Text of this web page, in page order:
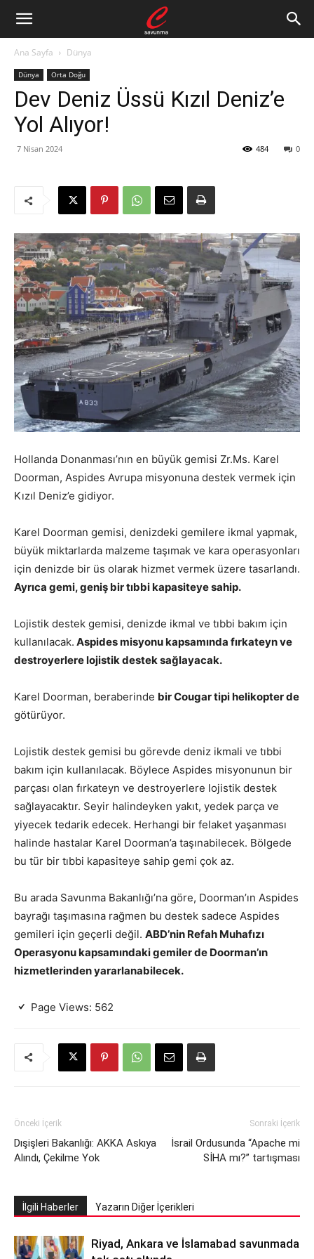
Ana Sayfa Dünya
Dünya Orta Doğu
Dev Deniz Üssü Kızıl Deniz’e
Yol Alıyor!
7 Nisan 2024 0
484
Hollanda Donanması’nın en büyük gemisi Zr.Ms. Karel
Doorman, Aspides Avrupa misyonuna destek vermek için
Kızıl Deniz’e gidiyor.
Karel Doorman gemisi, denizdeki gemilere ikmal yapmak,
büyük miktarlarda malzeme taşımak ve kara operasyonları
için denizde bir üs olarak hizmet vermek üzere tasarlandı.
Ayrıca gemi, geniş bir tıbbi kapasiteye sahip.
Lojistik destek gemisi, denizde ikmal ve tıbbi bakım için
kullanılacak. Aspides misyonu kapsamında fırkateyn ve
destroyerlere lojistik destek sağlayacak.
Karel Doorman, beraberinde bir Cougar tipi helikopter de
götürüyor.
Lojistik destek gemisi bu görevde deniz ikmali ve tıbbi
bakım için kullanılacak. Böylece Aspides misyonunun bir
parçası olan fırkateyn ve destroyerlere lojistik destek
sağlayacaktır. Seyir halindeyken yakıt, yedek parça ve
yiyecek tedarik edecek. Herhangi bir felaket yaşanması
halinde hastalar Karel Doorman’a taşınabilecek. Bölgede
bu tür bir tıbbi kapasiteye sahip gemi çok az.
Bu arada Savunma Bakanlığı’na göre, Doorman’ın Aspides
bayrağı taşımasına rağmen bu destek sadece Aspides
gemileri için geçerli değil. ABD’nin Refah Muhafızı
Operasyonu kapsamındaki gemiler de Doorman’ın
hizmetlerinden yararlanabilecek.
Page Views: 562
Önceki İçerik
Dışişleri Bakanlığı: AKKA Askıya
Alındı, Çekilme Yok
Sonraki İçerik
İsrail Ordusunda “Apache mi
SİHA mı?” tartışması
İlgili Haberler Yazarın Diğer İçerikleri
Riyad, Ankara ve İslamabad savunmada